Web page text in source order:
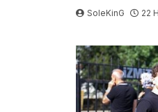
SoleKinG 22